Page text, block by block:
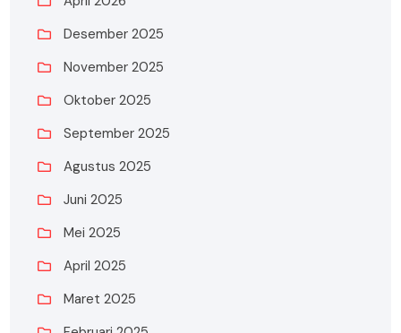
Desember 2025
November 2025
Oktober 2025
September 2025
Agustus 2025
Juni 2025
Mei 2025
April 2025
Maret 2025